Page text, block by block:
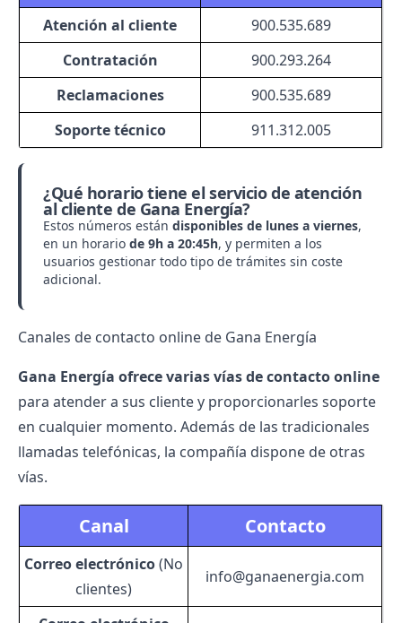
Atención al cliente
900.535.689
Contratación
900.293.264
Reclamaciones
900.535.689
Soporte técnico
911.312.005
¿Qué horario tiene el servicio de atención
al cliente de Gana Energía?
Estos números están disponibles de lunes a viernes,
en un horario de 9h a 20:45h, y permiten a los
usuarios gestionar todo tipo de trámites sin coste
adicional.
Canales de contacto online de Gana Energía
Gana Energía ofrece varias vías de contacto online
para atender a sus cliente y proporcionarles soporte
en cualquier momento. Además de las tradicionales
llamadas telefónicas, la compañía dispone de otras
vías.
Canal Contacto
Correo electrónico(No
clientes)
info@ganaenergia.com